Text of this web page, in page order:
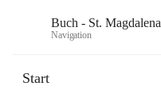
Buch - St. Magdalena
Navigation
Start